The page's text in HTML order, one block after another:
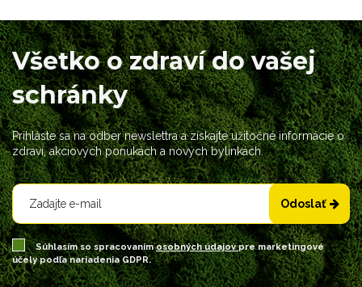
Všetko o zdraví do vašej
schránky
Prihláste sa na odber newslettra a získajte užitočné informácie o
zdraví, akciových ponukách a nových bylinkách.
Odoslať
Súhlasím so spracovanímosobných údajovpre marketingové
účely podľa nariadenia GDPR.